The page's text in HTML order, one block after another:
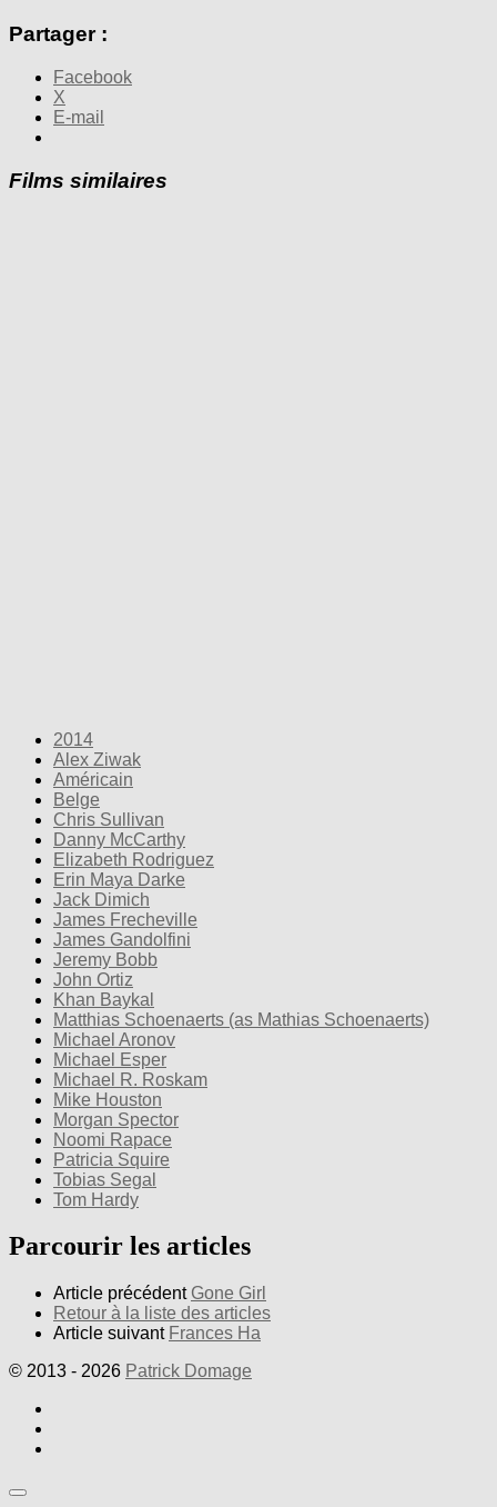
Partager :
Facebook
X
E-mail
Films similaires
2014
Alex Ziwak
Américain
Belge
Chris Sullivan
Danny McCarthy
Elizabeth Rodriguez
Erin Maya Darke
Jack Dimich
James Frecheville
James Gandolfini
Jeremy Bobb
John Ortiz
Khan Baykal
Matthias Schoenaerts (as Mathias Schoenaerts)
Michael Aronov
Michael Esper
Michael R. Roskam
Mike Houston
Morgan Spector
Noomi Rapace
Patricia Squire
Tobias Segal
Tom Hardy
Parcourir les articles
Article précédent Gone Girl
Retour à la liste des articles
Article suivant Frances Ha
© 2013 - 2026 Patrick Domage